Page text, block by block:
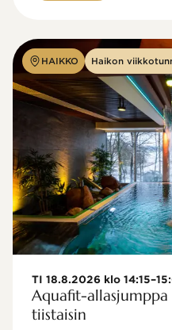
HAIKKO Haikon
TI 18.8.2026 klo
Aquafit-
tiistaisin